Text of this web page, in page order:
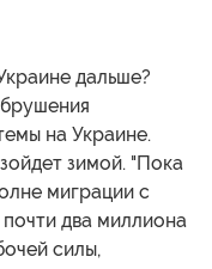
дальше?
на Украине.
зимой. "Пока
миграции с
два миллиона
силы,